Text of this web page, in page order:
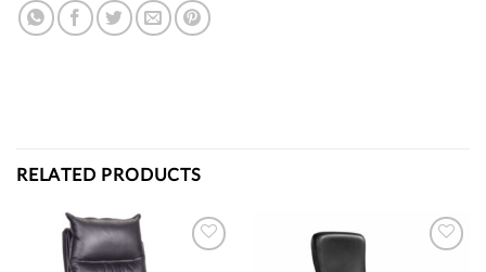
RELATED PRODUCTS